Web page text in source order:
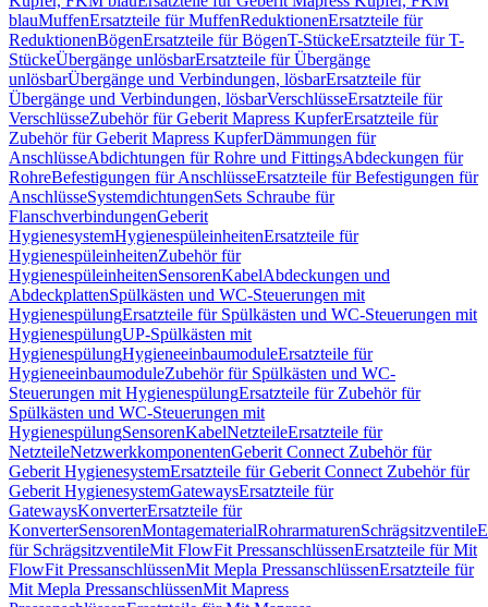
blauMuffenErsatzteile für MuffenReduktionenErsatzteile für
ReduktionenBögenErsatzteile für BögenT-StückeErsatzteile für T-
StückeÜbergänge unlösbarErsatzteile für Übergänge
unlösbarÜbergänge und Verbindungen, lösbarErsatzteile für
Übergänge und Verbindungen, lösbarVerschlüsseErsatzteile für
VerschlüsseZubehör für Geberit Mapress KupferErsatzteile für
Zubehör für Geberit Mapress KupferDämmungen für
AnschlüsseAbdichtungen für Rohre und FittingsAbdeckungen für
RohreBefestigungen für AnschlüsseErsatzteile für Befestigungen für
AnschlüsseSystemdichtungenSets Schraube für
FlanschverbindungenGeberit
HygienesystemHygienespüleinheitenErsatzteile für
HygienespüleinheitenZubehör für
HygienespüleinheitenSensorenKabelAbdeckungen und
AbdeckplattenSpülkästen und WC-Steuerungen mit
HygienespülungErsatzteile für Spülkästen und WC-Steuerungen mit
HygienespülungUP-Spülkästen mit
HygienespülungHygieneeinbaumoduleErsatzteile für
HygieneeinbaumoduleZubehör für Spülkästen und WC-
Steuerungen mit HygienespülungErsatzteile für Zubehör für
Spülkästen und WC-Steuerungen mit
HygienespülungSensorenKabelNetzteileErsatzteile für
NetzteileNetzwerkkomponentenGeberit Connect Zubehör für
Geberit HygienesystemErsatzteile für Geberit Connect Zubehör für
Geberit HygienesystemGatewaysErsatzteile für
GatewaysKonverterErsatzteile für
KonverterSensorenMontagematerialRohrarmaturenSchrägsitzventile
für SchrägsitzventileMit FlowFit PressanschlüssenErsatzteile für Mit
FlowFit PressanschlüssenMit Mepla PressanschlüssenErsatzteile für
Mit Mepla PressanschlüssenMit Mapress